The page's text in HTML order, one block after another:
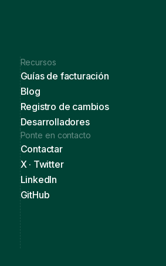
Recursos
Guías de facturación
Blog
Registro de cambios
Desarrolladores
Ponte en contacto
Contactar
X · Twitter
LinkedIn
GitHub